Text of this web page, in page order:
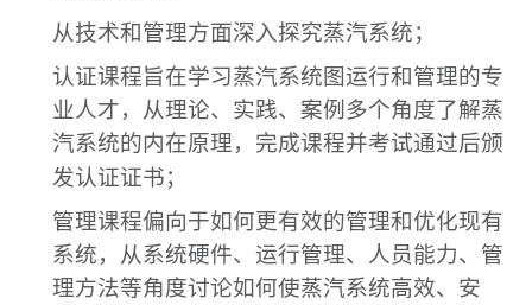
从技术和管理方面深入探究蒸汽系统；
认证课程旨在学习蒸汽系统图运行和管理的专
业人才，从理论、实践、案例多个角度了解蒸
汽系统的内在原理，完成课程并考试通过后颁
发认证证书；
管理课程偏向于如何更有效的管理和优化现有
系统，从系统硬件、运行管理、人员能力、管
理方法等角度讨论如何使蒸汽系统高效、安